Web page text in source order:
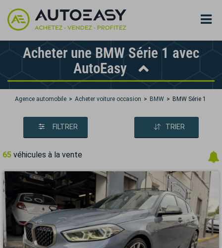
Acheter une BMW Série 1 avec
AutoEasy
Agence automobile Acheter voiture occasion BMW BMW Série 1
FILTRER TRIER
65 véhicules à la vente